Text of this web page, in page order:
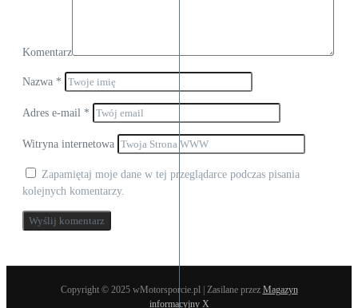
Komentarz
Nazwa *
Adres e-mail *
Witryna internetowa
Zapamiętaj moje dane w tej przeglądarce podczas pisania
kolejnych komentarzy.
Copyright © 2025 wMotorsporcie.pl | Zasilane przez Magazyn
informacyjny X